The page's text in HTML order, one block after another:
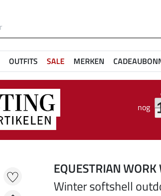
OUTFITS SALE MERKEN
nog
EQUESTRIAN WORK
Winter softshell